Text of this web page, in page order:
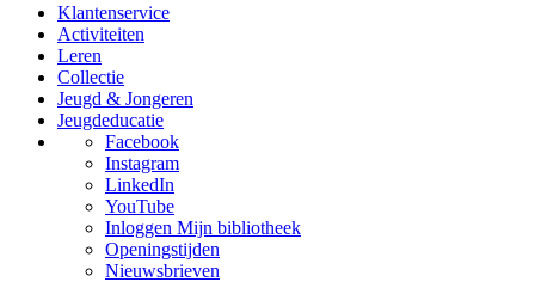
Klantenservice
Activiteiten
Leren
Collectie
Jeugd & Jongeren
Jeugdeducatie
Facebook
Instagram
LinkedIn
YouTube
Inloggen Mijn bibliotheek
Openingstijden
Nieuwsbrieven